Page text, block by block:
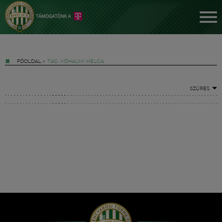
FŐOLDAL » TAG: KŐHALMI HELGA
SZŰRÉS
Hírek